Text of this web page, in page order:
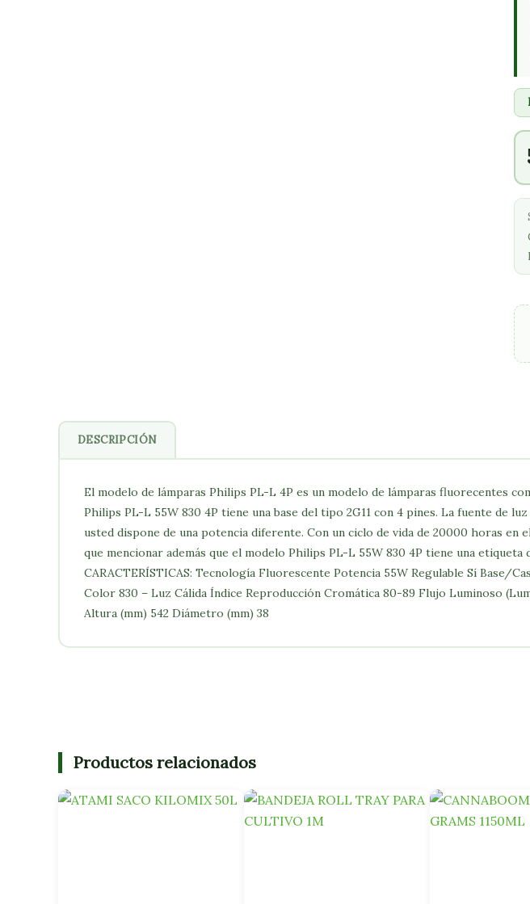
DESCRIPCIÓN
El modelo de lámparas Philips PL-L 4P es un modelo de lámparas fluorecentes
Philips PL-L 55W 830 4P tiene una base del tipo 2G11 con 4 pines. La fuente de
usted dispone de una potencia diferente. Con un ciclo de vida de 20000 horas
que mencionar además que el modelo Philips PL-L 55W 830 4P tiene una
CARACTERÍSTICAS: Tecnología Fluorescente Potencia 55W Regulable Sí Base/
Color 830 – Luz Cálida Índice Reproducción Cromática 80-89 Flujo Luminoso
Altura (mm) 542 Diámetro (mm) 38
Productos relacionados